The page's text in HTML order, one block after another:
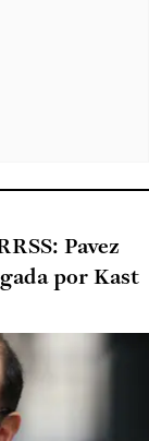
Pavez
por Kast